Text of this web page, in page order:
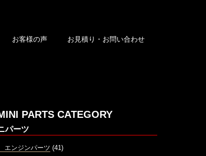
お客様の声 お見積り・お問い合わせ
PARTS CATEGORY
パーツ
エンジンパーツ (41)